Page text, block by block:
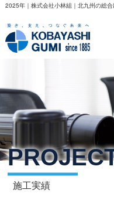
2025年｜株式会社小林組｜北九州の総
施工実績